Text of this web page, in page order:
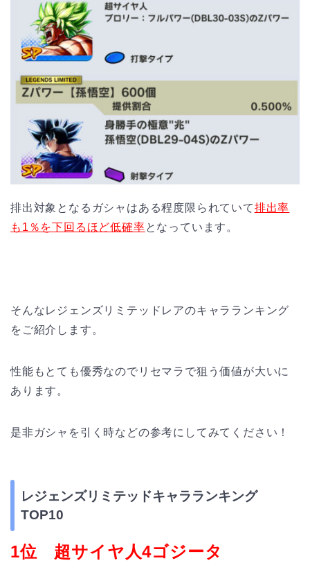
排出対象となるガシャはある程度限られていて排出率
も1％を下回るほど低確率となっています。
そんなレジェンズリミテッドレアのキャラランキング
をご紹介します。
性能もとても優秀なのでリセマラで狙う価値が大いに
あります。
是非ガシャを引く時などの参考にしてみてください！
レジェンズリミテッドキャラランキング
TOP10
1位 超サイヤ人4ゴジータ